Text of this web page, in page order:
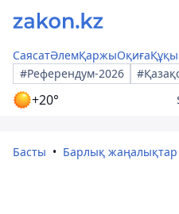
СаясатӘлемҚаржыОқиға
#Референдум-2026
+20°
Басты Барлық жаңалықтар